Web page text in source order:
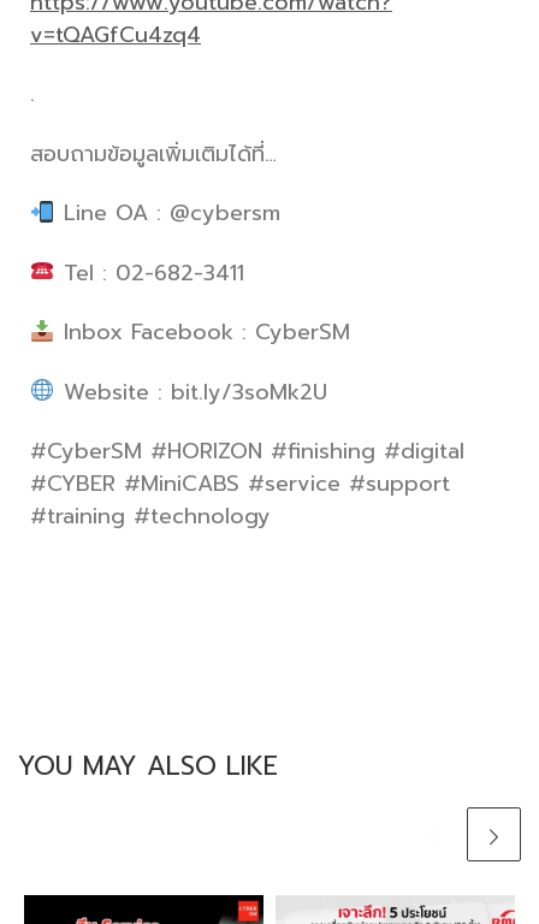
v=tQAGfCu4zq4
.
สอบถามข้อมูลเพิ่มเติมได้ที่…
Line OA : @cybersm
Tel : 02-682-3411
Inbox Facebook : CyberSM
Website : bit.ly/3soMk2U
#CyberSM #HORIZON #finishing #digital
#CYBER #MiniCABS #service #support
#training #technology
YOU MAY ALSO LIKE